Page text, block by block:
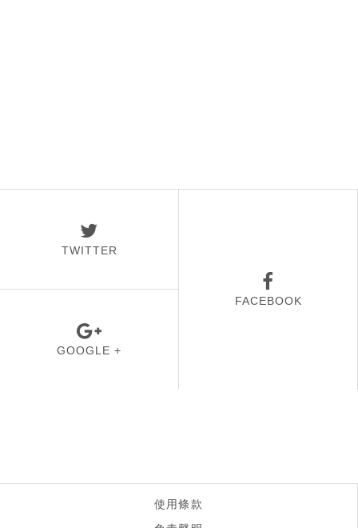
TWITTER
FACEBOOK
GOOGLE +
使用條款